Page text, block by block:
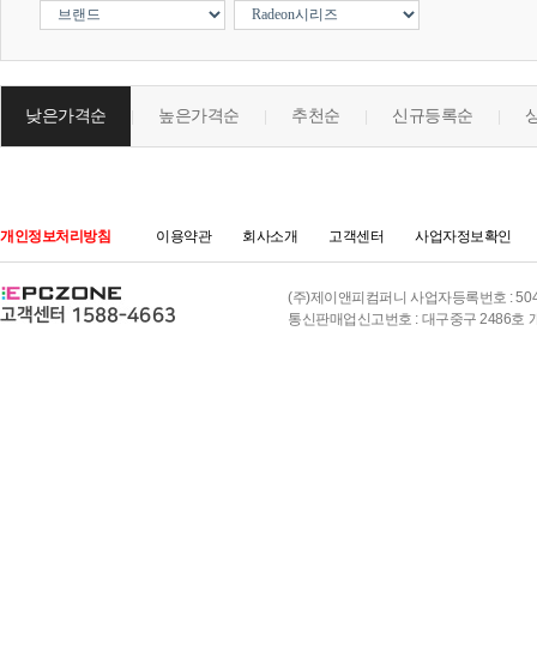
낮은가격순 높은가격순 추천순 신규등록순
개인정보처리방침 이용약관 회사소개 고객센터 사업자정보확인
(주)제이앤피컴퍼니 사업자등록번호 :
통신판매업신고번호 : 대구중구 2486호